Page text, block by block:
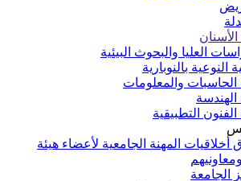
العليا والبحوث البيئية
النوعية بالنوبارية
الحاسبات والمعلومات
الهندسة
الفنون التطبيقية
أخلاقيات المهنة الجامعية لأعضاء هيئة
الجامعة